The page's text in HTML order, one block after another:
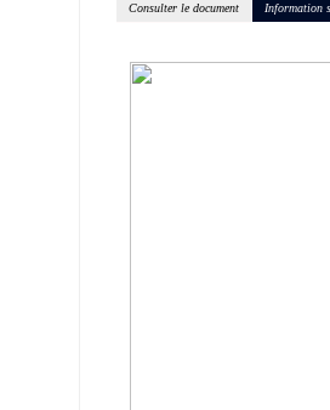
Consulter le document Information